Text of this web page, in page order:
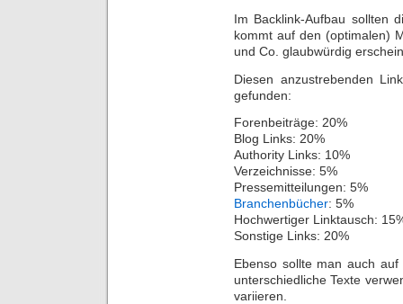
Im Backlink-Aufbau sollten
kommt auf den (optimalen)
und Co. glaubwürdig
Diesen anzustrebenden
gefunden:
Forenbeiträge: 20%
Blog Links: 20%
Authority Links: 10%
Verzeichnisse: 5%
Pressemitteilungen: 5%
Branchenbücher: 5%
Hochwertiger Linktausch:
Sonstige Links: 20%
Ebenso sollte man auch
unterschiedliche Texte
variieren.